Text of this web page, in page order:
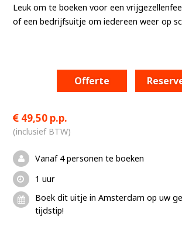
Leuk om te boeken voor een
of een bedrijfsuitje om iedereen weer op
Offerte
49,50 p.p.
(inclusief BTW)
Vanaf 4 personen te boeken
1 uur
Boek dit uitje in Amsterdam op uw
tijdstip!